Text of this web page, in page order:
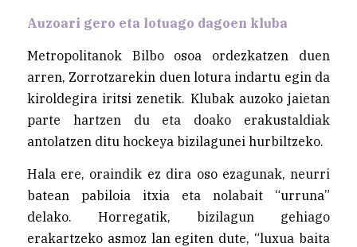
Auzoari gero eta lotuago dagoen kluba
Metropolitanok Bilbo osoa ordezkatzen duen
arren, Zorrotzarekin duen lotura indartu egin da
kiroldegira iritsi zenetik. Klubak auzoko jaietan
parte hartzen du eta doako erakustaldiak
antolatzen ditu hockeya bizilagunei hurbiltzeko.
Hala ere, oraindik ez dira oso ezagunak, neurri
batean pabiloia itxia eta nolabait “urruna”
delako. Horregatik, bizilagun gehiago
erakartzeko asmoz lan egiten dute, “luxua baita